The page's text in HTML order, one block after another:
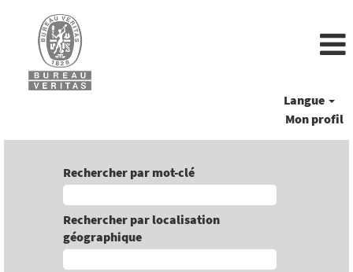
Langue
Mon profil
Rechercher par mot-clé
Rechercher par localisation
géographique